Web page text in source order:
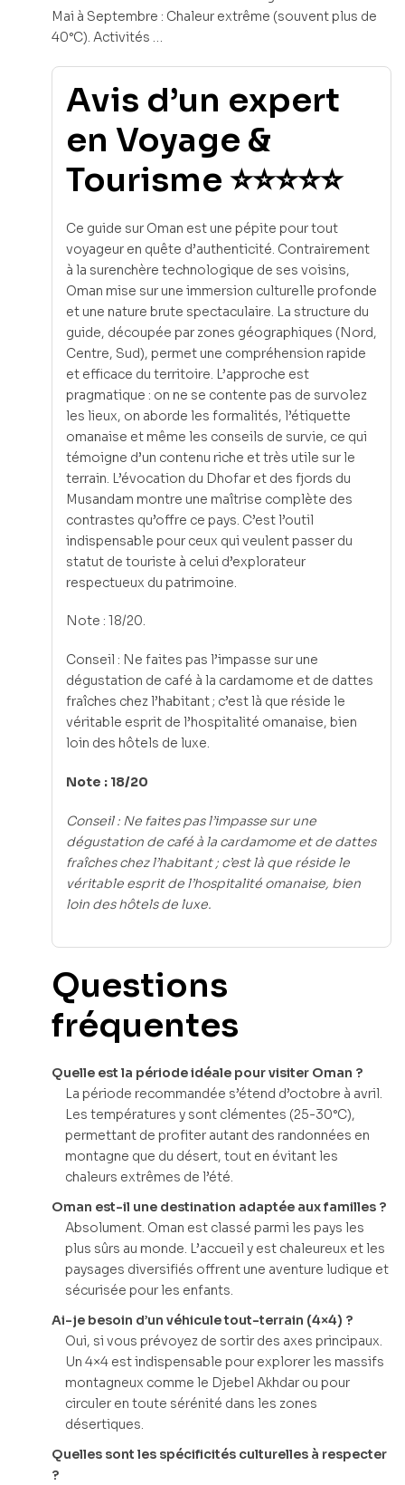
Mai à Septembre : Chaleur extrême (souvent plus de
40°C). Activités …
Avis d’un expert
en Voyage &
Tourisme ⭐⭐⭐⭐⭐
Ce guide sur Oman est une pépite pour tout
voyageur en quête d’authenticité. Contrairement
à la surenchère technologique de ses voisins,
Oman mise sur une immersion culturelle profonde
et une nature brute spectaculaire. La structure du
guide, découpée par zones géographiques (Nord,
Centre, Sud), permet une compréhension rapide
et efficace du territoire. L’approche est
pragmatique : on ne se contente pas de survolez
les lieux, on aborde les formalités, l’étiquette
omanaise et même les conseils de survie, ce qui
témoigne d’un contenu riche et très utile sur le
terrain. L’évocation du Dhofar et des fjords du
Musandam montre une maîtrise complète des
contrastes qu’offre ce pays. C’est l’outil
indispensable pour ceux qui veulent passer du
statut de touriste à celui d’explorateur
respectueux du patrimoine.
Note : 18/20.
Conseil : Ne faites pas l’impasse sur une
dégustation de café à la cardamome et de dattes
fraîches chez l’habitant ; c’est là que réside le
véritable esprit de l’hospitalité omanaise, bien
loin des hôtels de luxe.
Note : 18/20
Conseil : Ne faites pas l’impasse sur une
dégustation de café à la cardamome et de dattes
fraîches chez l’habitant ; c’est là que réside le
véritable esprit de l’hospitalité omanaise, bien
loin des hôtels de luxe.
Questions
fréquentes
Quelle est la période idéale pour visiter Oman ?
La période recommandée s’étend d’octobre à avril.
Les températures y sont clémentes (25-30°C),
permettant de profiter autant des randonnées en
montagne que du désert, tout en évitant les
chaleurs extrêmes de l’été.
Oman est-il une destination adaptée aux familles ?
Absolument. Oman est classé parmi les pays les
plus sûrs au monde. L’accueil y est chaleureux et les
paysages diversifiés offrent une aventure ludique et
sécurisée pour les enfants.
Ai-je besoin d’un véhicule tout-terrain (4×4) ?
Oui, si vous prévoyez de sortir des axes principaux.
Un 4×4 est indispensable pour explorer les massifs
montagneux comme le Djebel Akhdar ou pour
circuler en toute sérénité dans les zones
désertiques.
Quelles sont les spécificités culturelles à respecter
?